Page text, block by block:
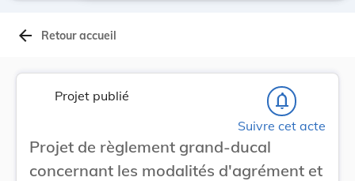
arrow_back Retour accueil
Projet publié notifications_none
Suivre cet acte
Projet de règlement grand-ducal
concernant les modalités d'agrément et